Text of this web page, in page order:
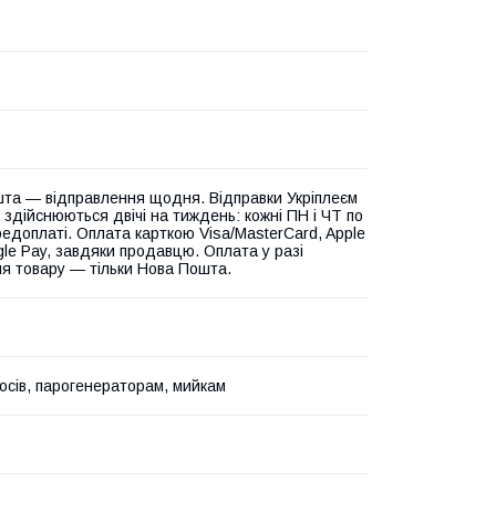
— відправлення щодня. Відправки Укріплеєм
здійснюються двічі на тиждень: кожні ПН і ЧТ по
Оплата карткою Visa/MasterCard, Apple
Pay, завдяки продавцю. Оплата у разі
товару — тільки Нова Пошта.
парогенераторам, мийкам